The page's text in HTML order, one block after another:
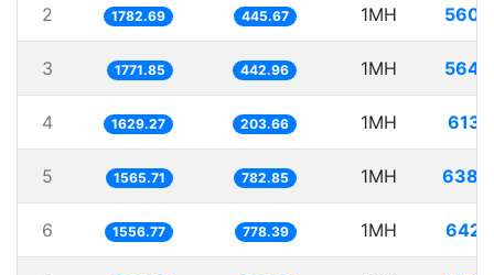
2 1782.69 445.67 1MH
3 1771.85 442.96 1MH
4 1629.27 203.66 1MH
5 1565.71 782.85 1MH
6 1556.77 778.39 1MH